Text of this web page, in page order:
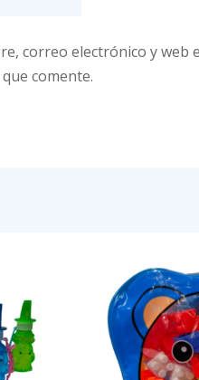
correo electrónico y web
comente.